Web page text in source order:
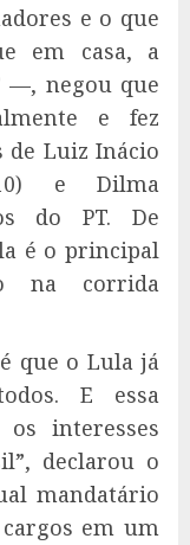
e o que
em casa, a
—, negou que
e fez
de Luiz Inácio
e Dilma
do PT. De
é o principal
na corrida
que o Lula já
E essa
interesses
declarou o
mandatário
em um